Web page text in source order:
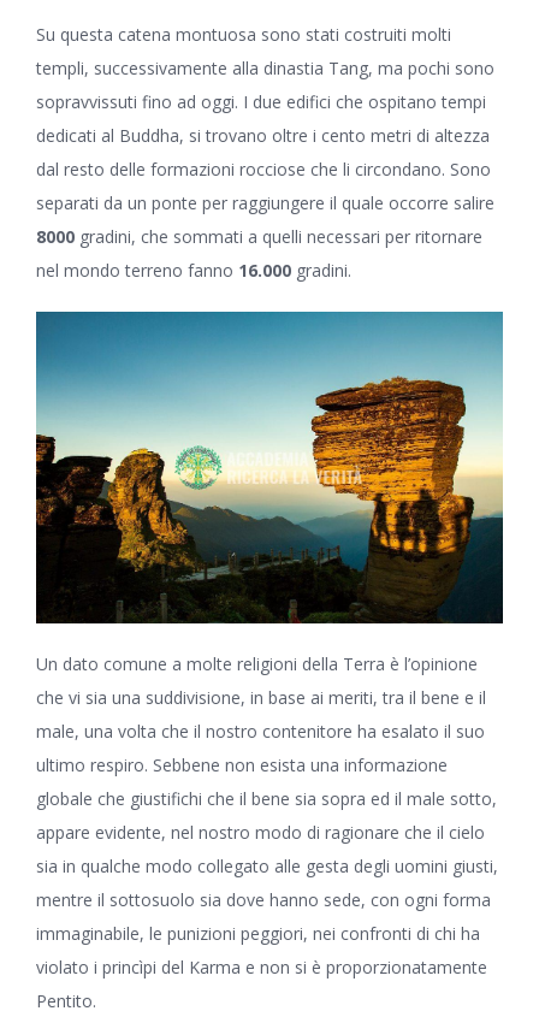
Su questa catena montuosa sono stati costruiti molti
templi, successivamente alla dinastia Tang, ma pochi sono
sopravvissuti fino ad oggi. I due edifici che ospitano tempi
dedicati al Buddha, si trovano oltre i cento metri di altezza
dal resto delle formazioni rocciose che li circondano. Sono
separati da un ponte per raggiungere il quale occorre salire
8000 gradini, che sommati a quelli necessari per ritornare
nel mondo terreno fanno 16.000 gradini.
Un dato comune a molte religioni della Terra è l’opinione
che vi sia una suddivisione, in base ai meriti, tra il bene e il
male, una volta che il nostro contenitore ha esalato il suo
ultimo respiro. Sebbene non esista una informazione
globale che giustifichi che il bene sia sopra ed il male sotto,
appare evidente, nel nostro modo di ragionare che il cielo
sia in qualche modo collegato alle gesta degli uomini giusti,
mentre il sottosuolo sia dove hanno sede, con ogni forma
immaginabile, le punizioni peggiori, nei confronti di chi ha
violato i princìpi del Karma e non si è proporzionatamente
Pentito.